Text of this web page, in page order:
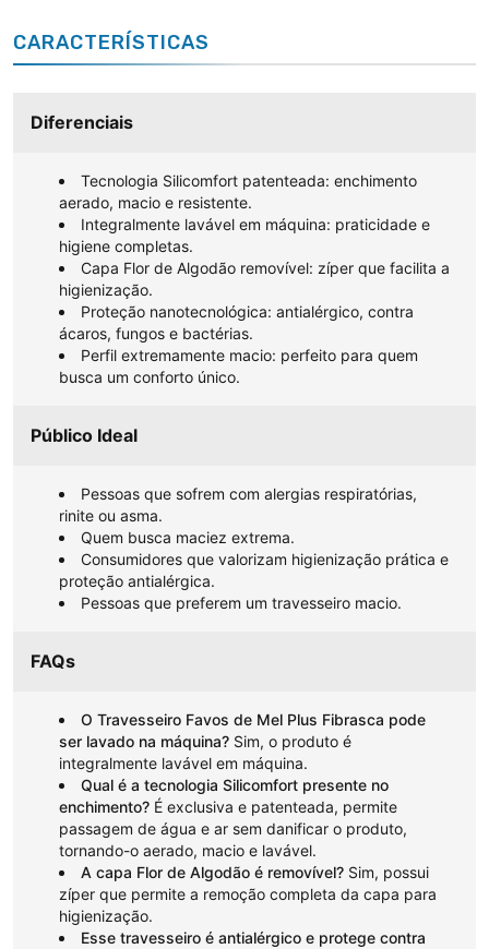
CARACTERÍSTICAS
Diferenciais
Tecnologia Silicomfort patenteada: enchimento
aerado, macio e resistente.
Integralmente lavável em máquina: praticidade e
higiene completas.
Capa Flor de Algodão removível: zíper que facilita a
higienização.
Proteção nanotecnológica: antialérgico, contra
ácaros, fungos e bactérias.
Perfil extremamente macio: perfeito para quem
busca um conforto único.
Público Ideal
Pessoas que sofrem com alergias respiratórias,
rinite ou asma.
Quem busca maciez extrema.
Consumidores que valorizam higienização prática e
proteção antialérgica.
Pessoas que preferem um travesseiro macio.
FAQs
O Travesseiro Favos de Mel Plus Fibrasca pode
ser lavado na máquina? Sim, o produto é
integralmente lavável em máquina.
Qual é a tecnologia Silicomfort presente no
enchimento? É exclusiva e patenteada, permite
passagem de água e ar sem danificar o produto,
tornando-o aerado, macio e lavável.
A capa Flor de Algodão é removível? Sim, possui
zíper que permite a remoção completa da capa para
higienização.
Esse travesseiro é antialérgico e protege contra